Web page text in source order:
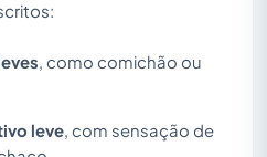
, como comichão ou
leve , com sensação de